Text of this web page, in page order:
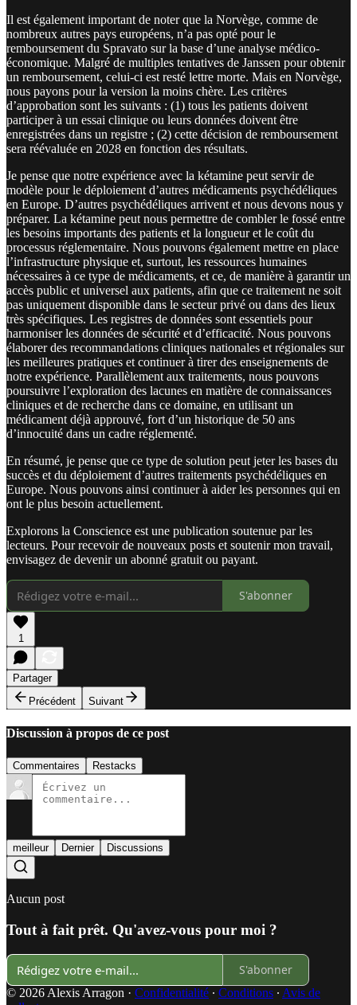
Il est également important de noter que la Norvège, comme de
nombreux autres pays européens, n’a pas opté pour le
remboursement du Spravato sur la base d’une analyse médico-
économique. Malgré de multiples tentatives de Janssen pour obtenir
un remboursement, celui-ci est resté lettre morte. Mais en Norvège,
nous payons pour la version la moins chère. Les critères
d’approbation sont les suivants : (1) tous les patients doivent
participer à un essai clinique ou leurs données doivent être
enregistrées dans un registre ; (2) cette décision de remboursement
sera réévaluée en 2028 en fonction des résultats.
Je pense que notre expérience avec la kétamine peut servir de
modèle pour le déploiement d’autres médicaments psychédéliques
en Europe. D’autres psychédéliques arrivent et nous devons nous y
préparer. La kétamine peut nous permettre de combler le fossé entre
les besoins importants des patients et la longueur et le coût du
processus réglementaire. Nous pouvons également mettre en place
l’infrastructure physique et, surtout, les ressources humaines
nécessaires à ce type de médicaments, et ce, de manière à garantir un
accès public et universel aux patients, afin que ce traitement ne soit
pas uniquement disponible dans le secteur privé ou dans des lieux
très spécifiques. Les registres de données sont essentiels pour
harmoniser les données de sécurité et d’efficacité. Nous pouvons
élaborer des recommandations cliniques nationales et régionales sur
les meilleures pratiques et continuer à tirer des enseignements de
notre expérience. Parallèlement aux traitements, nous pouvons
poursuivre l’exploration des lacunes en matière de connaissances
cliniques et de recherche dans ce domaine, en utilisant un
médicament déjà approuvé, fort d’un historique de 50 ans
d’innocuité dans un cadre réglementé.
En résumé, je pense que ce type de solution peut jeter les bases du
succès et du déploiement d’autres traitements psychédéliques en
Europe. Nous pouvons ainsi continuer à aider les personnes qui en
ont le plus besoin actuellement.
Explorons la Conscience est une publication soutenue par les
lecteurs. Pour recevoir de nouveaux posts et soutenir mon travail,
envisagez de devenir un abonné gratuit ou payant.
S'abonner
1
Partager
Précédent
Suivant
Discussion à propos de ce post
Commentaires Restacks
meilleur Dernier Discussions
Aucun post
Tout à fait prêt. Qu'avez-vous pour moi ?
S'abonner
© 2026 Alexis Arragon · Confidentialité ∙ Conditions ∙ Avis de